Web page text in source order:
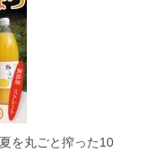
を丸ごと搾った10